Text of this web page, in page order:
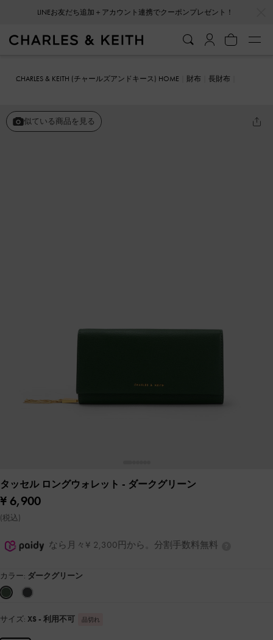
CHARLES & KEITH (チャールズアンドキース) HOME 財布
長財布
似ている商品を見る
タッセル ロングウォレット - ダークグリーン
¥ 6,900
(税込)
なら月々¥ 2,300円から。分割手数料無料
カラー: ダークグリーン
サイズ: XS - 利用不可 品切れ